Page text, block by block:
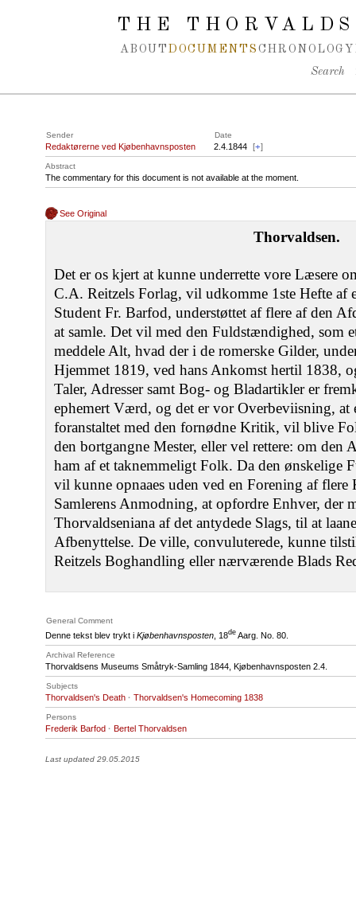
Spring navigation over
THE
ABOUT DOCUMENTS CHRONOLOGY
Search
Sender Date
Redaktørerne ved Kjøbenhavnsposten 2.4.1844 [+]
Abstract
The commentary for this document is not available at the moment.
See Original
Thorvaldsen.
Det er os kjert at kunne underrette vore Læsere
C.A. Reitzels Forlag, vil udkomme 1ste Hefte af
Student Fr. Barfod, understøttet af flere af den
at samle. Det vil med den Fuldstændighed, som
meddele Alt, hvad der i de romerske Gilder,
Hjemmet 1819, ved hans Ankomst hertil 1838,
Taler, Adresser samt Bog- og Bladartikler er
ephemert Værd, og det er vor Overbeviisning, at
foranstaltet med den fornødne Kritik, vil blive
den bortgangne Mester, eller vel rettere: om den
ham af et taknemmeligt Folk. Da den ønskelige
vil kunne opnaaes uden ved en Forening af
Samlerens Anmodning, at opfordre Enhver, der
Thorvaldseniana af det antydede Slags, til at
Afbenyttelse. De ville, convuluterede, kunne
Reitzels Boghandling eller nærværende Blads
General Comment
Denne tekst blev trykt i Kjøbenhavnsposten , 18de Aarg. No. 80.
Archival Reference
Thorvaldsens Museums Småtryk-Samling 1844, Kjøbenhavnsposten 2.4.
Subjects
Thorvaldsen's Death · Thorvaldsen's Homecoming 1838
Persons
Frederik Barfod · Bertel Thorvaldsen
Last updated 29.05.2015